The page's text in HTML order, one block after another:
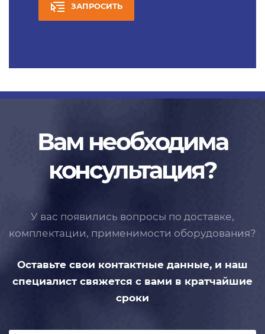
ЗАПРОСИТЬ
Вам необходима
консультация?
У вас появились вопросы по доставке,
комплектации, применимости оборудования?
Оставьте свои контактные данные, и наш
специалист свяжется с вами в кратчайшие
сроки